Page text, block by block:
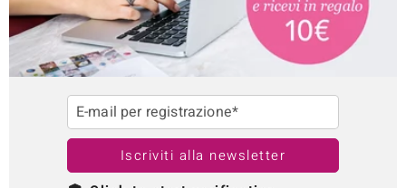
E-mail per registrazione*
Iscriviti alla newsletter